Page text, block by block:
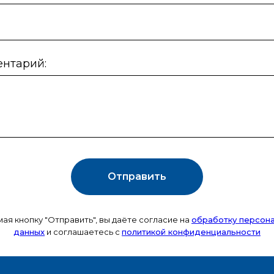
Отправить
кнопку "Отправить", вы даёте согласие на обработку
данных и соглашаетесь c политикой конфиденциальности